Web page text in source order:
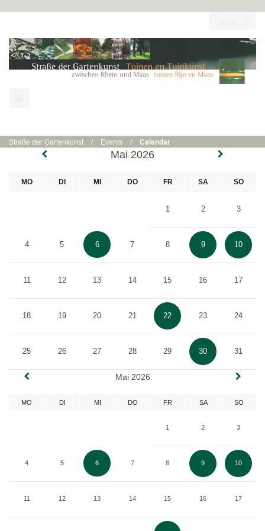
Straße der Gartenkunst / Events / Calendar
Mai 2026
MO DI MI DO FR SA SO
1 2 3
4 5 6 7 8 9 10
11 12 13 14 15 16 17
18 19 20 21 22 23 24
25 26 27 28 29 30 31
Mai 2026
MO DI MI DO FR SA SO
1 2 3
4 5 6 7 8 9 10
11 12 13 14 15 16 17